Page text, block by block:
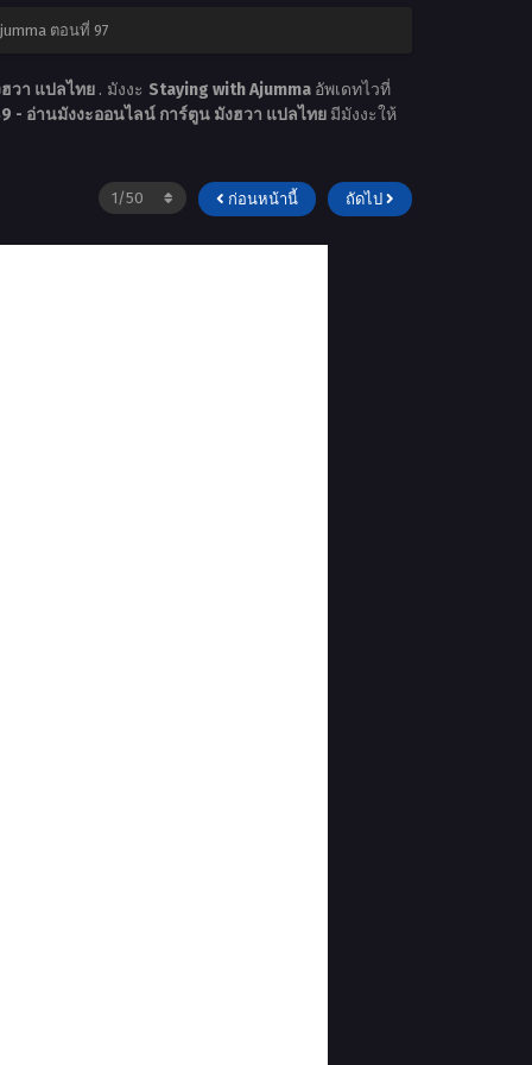
ตอนที่ 97
วา แปลไทย . มังงะ Staying with Ajumma อัพเดทไวที่
- อ่านมังงะออนไลน์ การ์ตูน มังฮวา แปลไทย มีมังงะให้
ก่อนหน้านี้ ถัดไป